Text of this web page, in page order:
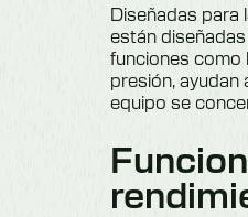
Diseñadas para
están
funciones como
presión,
equipo se